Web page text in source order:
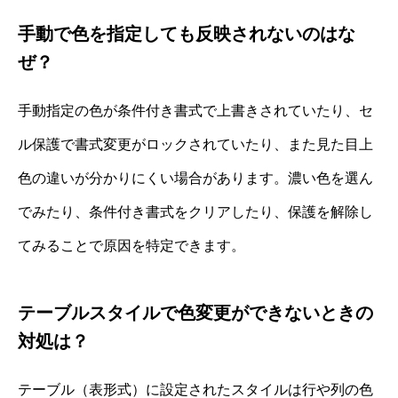
手動で色を指定しても反映されないのはな
ぜ？
手動指定の色が条件付き書式で上書きされていたり、セ
ル保護で書式変更がロックされていたり、また見た目上
色の違いが分かりにくい場合があります。濃い色を選ん
でみたり、条件付き書式をクリアしたり、保護を解除し
てみることで原因を特定できます。
テーブルスタイルで色変更ができないときの
対処は？
テーブル（表形式）に設定されたスタイルは行や列の色